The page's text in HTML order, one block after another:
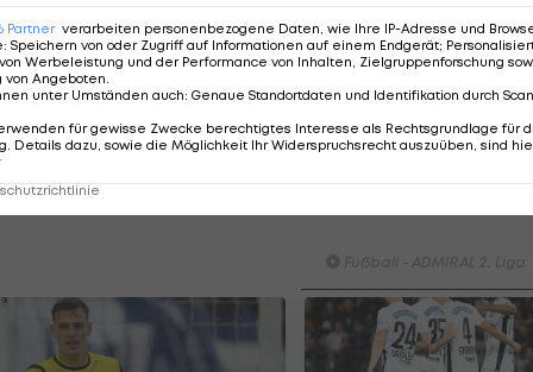
oder Ingolstadt jedoch nicht beschäftigen: "Ich
Gespräche mit Andi Schicker laufen. Man will mich
Erfüllung."
Highlights: Nach frühem
Highlights: Torfestival! Sturm
besiegt den FAC
überraschend
Partner verarbeiten personenbezogene Daten, wie Ihre IP-Adresse und
: Speichern von oder Zugriff auf Informationen auf einem Endgerät;
Werbeleistung und der Performance von Inhalten, Zielgruppenforschung
von Angeboten
unter Umständen auch: Genaue Standortdaten und Identifikation durch
für gewisse Zwecke berechtigtes Interesse als Rechtsgrundlage für
Details dazu, sowie die Möglichkeit Ihr Widerspruchsrecht auszuüben, sind